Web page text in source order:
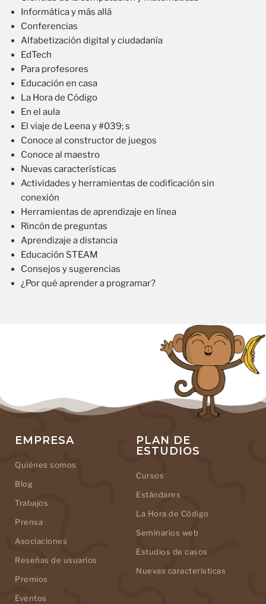
Informática y más allá
Conferencias
Alfabetización digital y ciudadanía
EdTech
Para profesores
Educación en casa
La Hora de Código
En el aula
El viaje de Leena y #039; s
Conoce al constructor de juegos
Conoce al maestro
Nuevas características
Actividades y herramientas de codificación sin
conexión
Herramientas de aprendizaje en línea
Rincón de preguntas
Aprendizaje a distancia
Educación STEAM
Consejos y sugerencias
¿Por qué aprender a programar?
EMPRESA
Quiénes somos
Blog
Trabajos
Prensa
Asociaciones
Reseñas de usuarios
Premios
Eventos
PLAN DE
ESTUDIOS
Cursos
Estándares
La Hora de Código
Seminarios web
Estudios de casos
Nuevas características